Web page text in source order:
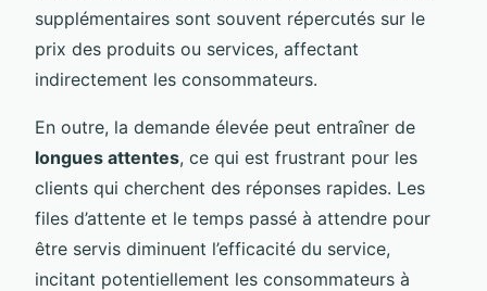
supplémentaires sont souvent répercutés sur le
prix des produits ou services, affectant
indirectement les consommateurs.
En outre, la demande élevée peut entraîner de
longues attentes, ce qui est frustrant pour les
clients qui cherchent des réponses rapides. Les
files d’attente et le temps passé à attendre pour
être servis diminuent l’efficacité du service,
incitant potentiellement les consommateurs à